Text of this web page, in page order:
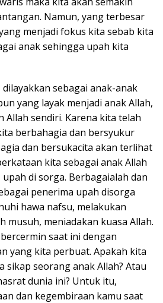
Namun, yang terbesar
menjadi fokus kita sebab kita
anak sehingga upah kita
sebagai anak-anak
yang layak menjadi anak Allah,
Allah sendiri. Karena kita telah
berbahagia dan bersyukur
dan bersukacita akan terlihat
kita sebagai anak Allah
di sorga. Berbagaialah dan
penerima upah disorga
hawa nafsu, melakukan
musuh, meniadakan kuasa Allah.
saat ini dengan
yang kita perbuat. Apakah kita
sikap seorang anak Allah? Atau
dunia ini? Untuk itu,
dan kegembiraan kamu saat